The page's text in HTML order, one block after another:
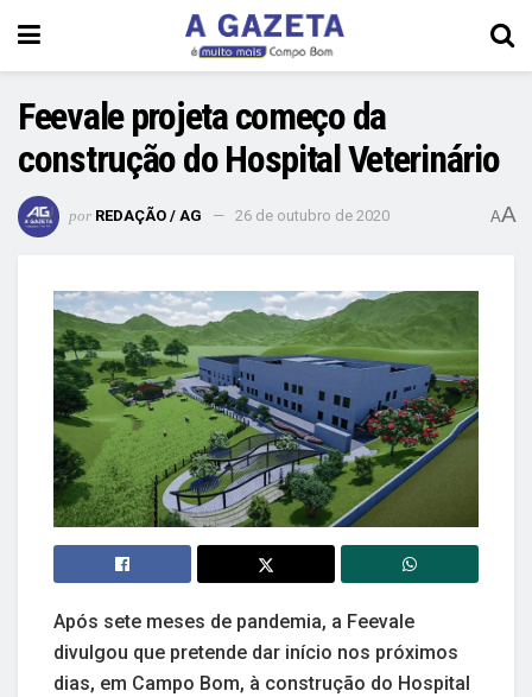
Feevale projeta começo da
construção do Hospital Veterinário
por REDAÇÃO / AG 26 de outubro de 2020 AA
Após sete meses de pandemia, a Feevale
divulgou que pretende dar início nos próximos
dias, em Campo Bom, à construção do Hospital